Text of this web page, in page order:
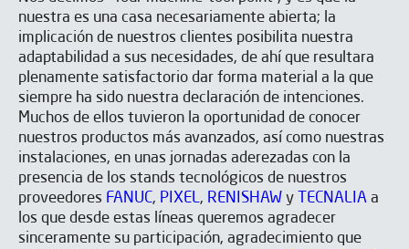
nuestra es una casa necesariamente abierta; la
implicación de nuestros clientes posibilita nuestra
adaptabilidad a sus necesidades, de ahí que resultara
plenamente satisfactorio dar forma material a la que
siempre ha sido nuestra declaración de intenciones.
Muchos de ellos tuvieron la oportunidad de conocer
nuestros productos más avanzados, así como nuestras
instalaciones, en unas jornadas aderezadas con la
presencia de los stands tecnológicos de nuestros
proveedores FANUC, PIXEL, RENISHAW y TECNALIA a
los que desde estas líneas queremos agradecer
sinceramente su participación, agradecimiento que